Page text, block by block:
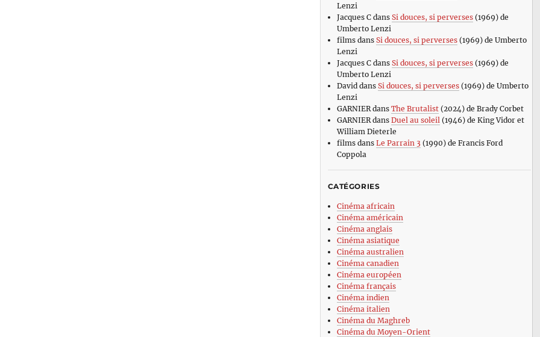
Lenzi
Jacques Cdans Si douces, si perverses(1969) de
Umberto Lenzi
filmsdans Si douces, si perverses(1969) de Umberto
Lenzi
Jacques Cdans Si douces, si perverses(1969) de
Umberto Lenzi
David dans Si douces, si perverses(1969) de Umberto
Lenzi
GARNIERdans The Brutalist(2024) de Brady Corbet
GARNIERdans Duel au soleil (1946) de King Vidor et
William Dieterle
filmsdans Le Parrain 3 (1990) de Francis Ford
Coppola
CATÉGORIES
Cinéma africain
Cinéma américain
Cinéma anglais
Cinéma asiatique
Cinéma australien
Cinéma canadien
Cinéma européen
Cinéma français
Cinéma indien
Cinéma italien
Cinéma du Maghreb
Cinéma du Moyen-Orient